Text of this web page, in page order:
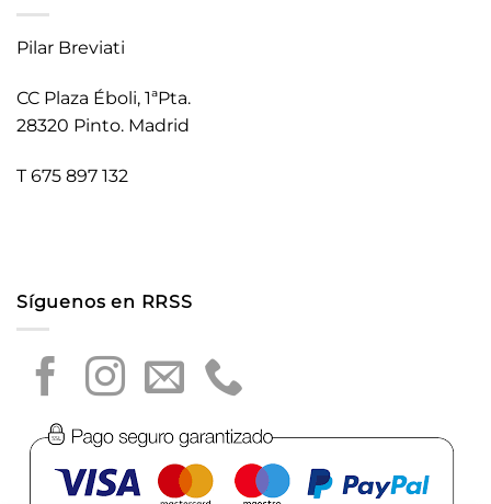
Pilar Breviati
CC Plaza Éboli, 1ªPta.
28320 Pinto. Madrid
T 675 897 132
Síguenos en RRSS